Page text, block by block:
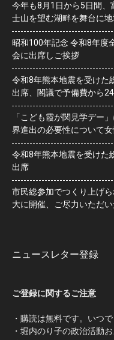
今年も8月1日から5日間、
士山を望む湖畔を舞台に
昭和100年記念 令和8年度
会に出席しご挨拶
令和8年熊本地震を受けた
出席、閣議で予備費から
「こども霞が関見学デー
界進出の必要性について
令和8年熊本地震を受けた
出席
市民総参加でつくり上げ
大に開催、ご尽力いただ
ニュースレター登録
ご登録に関するご注意
・購読は無料です。いつ
・堀内のり子の政治活動